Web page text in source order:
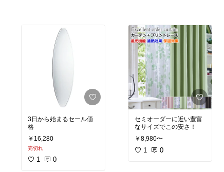
3日から始まるセール価
格
￥16,280
売切れ
1 0
セミオーダーに近い豊富
なサイズでこの安さ！
￥8,980〜
1 0